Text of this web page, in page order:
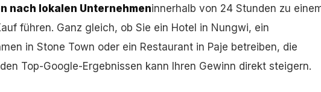
nach lokalen Unternehmeninnerhalb von 24 Stunden zu
führen. Ganz gleich, ob Sie ein Hotel in Nungwi, ein
in Stone Town oder ein Restaurant in Paje betreiben, die
Top-Google-Ergebnissen kann Ihren Gewinn direkt steigern.